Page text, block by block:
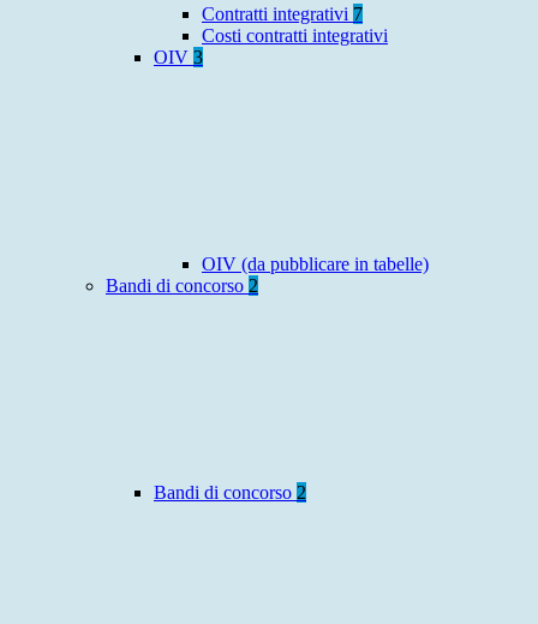
Contratti integrativi 7
Costi contratti integrativi
OIV 3
OIV (da pubblicare in tabelle)
Bandi di concorso 2
Bandi di concorso 2